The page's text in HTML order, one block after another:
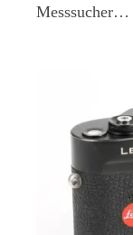
Messsucher…